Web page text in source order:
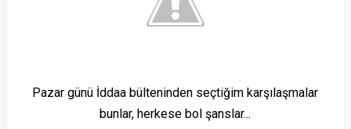
Pazar günü İddaa bülteninden seçtiğim karşılaşmalar
bunlar, herkese bol şanslar...